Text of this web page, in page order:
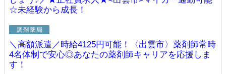
☆未経験から成長！
＼高額派遣／時給4125円可能！〈出雲市〉薬剤師常時
4名体制で安心◎あなたの薬剤師キャリアを応援しま
す！